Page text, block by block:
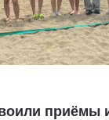
приёмы